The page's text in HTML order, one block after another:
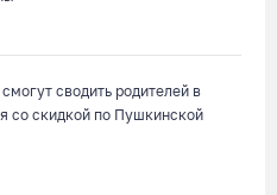
сводить родителей в
со скидкой по Пушкинской